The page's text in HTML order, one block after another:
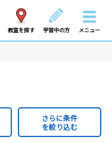
教室を探す 学習中の方 メニュー
さらに条件
を絞り込む